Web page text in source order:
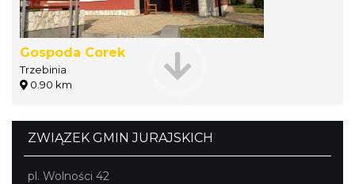
Gospoda Corek
Trzebinia
0.90 km
ZWIĄZEK GMIN JURAJSKICH
pl. Wolności 42